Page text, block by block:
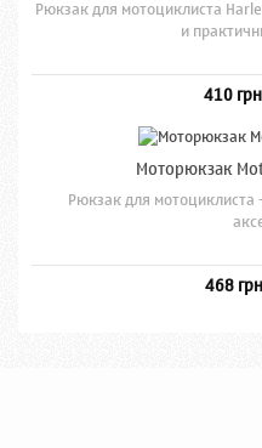
Рюкзак для мотоциклиста
и
410 грн
Моторюкзак
Рюкзак для
468 грн